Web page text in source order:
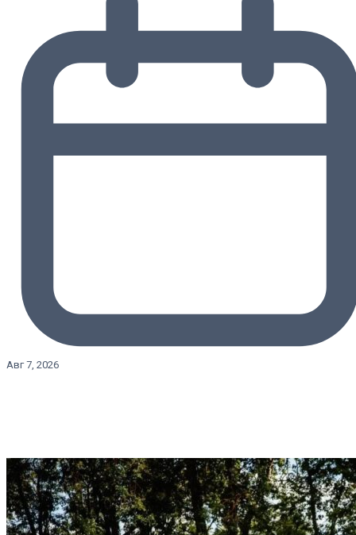
Авг 7, 2026